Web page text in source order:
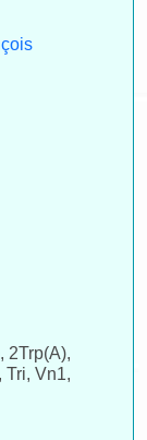
2Trp(A),
Tri, Vn1,